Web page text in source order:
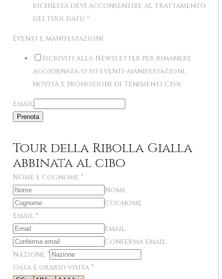
richiesta devi acconsentire al trattamento
dei tuoi dati) *
Eventi e manifestazioni
Iscriviti alla Newsletter per rimanere
aggiornata/o su eventi-manifestazioni,
novità e promozioni di Tenimenti Civa
Email
Prenota
Tour della Ribolla Gialla
abbinata al cibo
Nome e cognome *
Nome
Cognome
Email *
Email
Conferma email
Nazione *
Data e orario visita *